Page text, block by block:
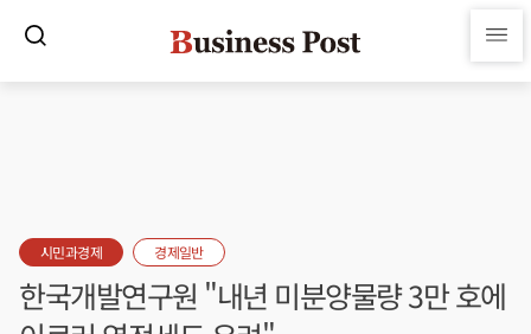
시민과경제 경제일반
한국개발연구원 "내년 미분양물량 3만 호에